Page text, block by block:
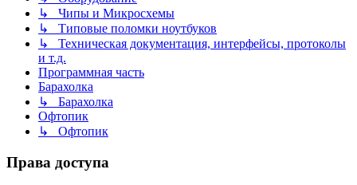
↳ Чипы и Микросхемы
↳ Типовые поломки ноутбуков
↳ Техническая документация, интерфейсы, протоколы
и т.д.
Программная часть
Барахолка
↳ Барахолка
Офтопик
↳ Офтопик
Права доступа